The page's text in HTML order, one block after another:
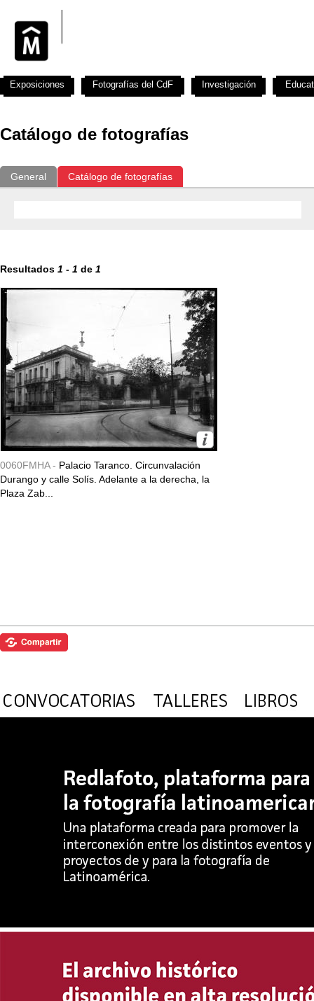
Catálogo de fotografías
General Catálogo de fotografías
Resultados 1 - 1 de 1
0060FMHA - Palacio Taranco. Circunvalación
Durango y calle Solís. Adelante a la derecha, la
Plaza Zab...
Exposiciones Fotografías del CdF Investigación